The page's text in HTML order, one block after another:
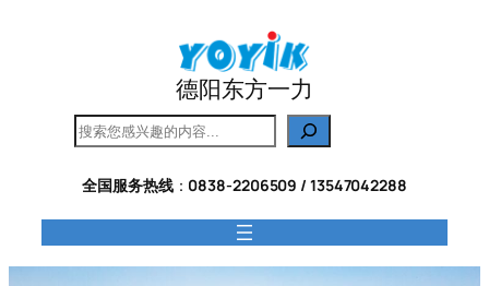
德阳东方一力
搜
索
全国服务热线： 0838-2206509 / 13547042288